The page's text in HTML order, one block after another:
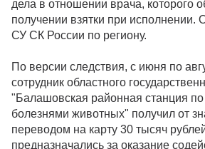
дела в отношении врача, которого
получении взятки при исполнении.
СУ СК России по региону.
По версии следствия, с июня по
сотрудник областного
"Балашовская районная станция
болезнями животных" получил от
переводом на карту 30 тысяч
предназначались за оказание